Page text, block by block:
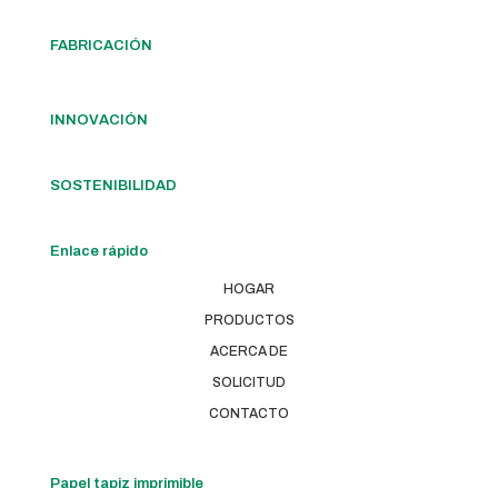
FABRICACIÓN
INNOVACIÓN
SOSTENIBILIDAD
Enlace rápido
HOGAR
PRODUCTOS
ACERCA DE
SOLICITUD
CONTACTO
Papel tapiz imprimible